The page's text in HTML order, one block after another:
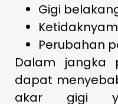
Gigi
Perubahan
Dalam jangka
dapat
akar gigi